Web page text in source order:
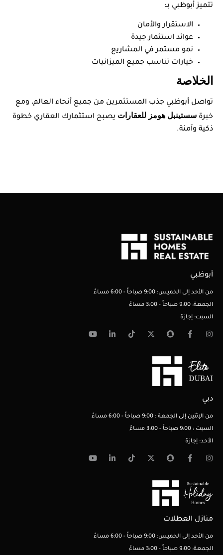
تتميز أبوظبي بـ:
الاستقرار والأمان
عوائد استثمار جيدة
نمو مستمر في المشاريع
خيارات تناسب جميع الميزانيات
الخلاصة
تواصل أبوظبي جذب المستثمرين من جميع أنحاء العالم، ومع
خبرة سستينبل هومز للعقارات يصبح استثمارك العقاري خطوة
ذكية وآمنة.
أبوظبي
من الأحد إلى الخميس: 9:00 صباحاً - 6:00 مساءً
الجمعة: 9:00 صباحاً - 3:00 مساءً
السبت: إجازة
دبي
من الإثنين إلى الجمعة : 9:00 صباحاً - 6:00 مساءً
السبت : 9:00 صباحاً - 3:00 مساءً
الأحد: إجازة
منازل العطلات
من الأحد إلى الخميس: 9:00 صباحاً - 6:00 مساءً
الجمعة: 9:00 صباحاً - 3:00 مساءً